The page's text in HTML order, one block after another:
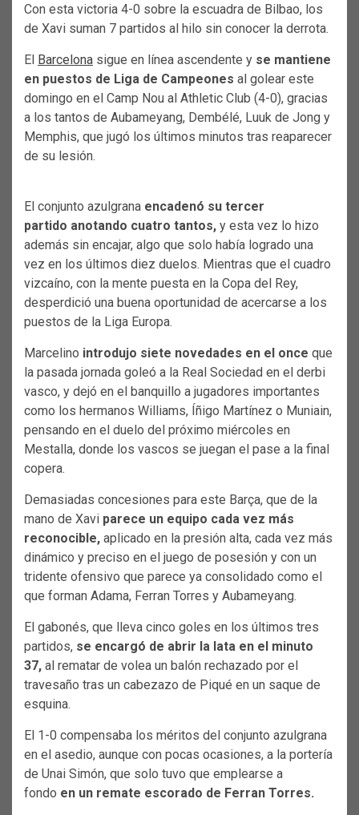
Con esta victoria 4-0 sobre la escuadra de Bilbao, los
de Xavi suman 7 partidos al hilo sin conocer la derrota.
El Barcelona sigue en línea ascendente y se mantiene
en puestos de Liga de Campeones al golear este
domingo en el Camp Nou al Athletic Club (4-0), gracias
a los tantos de Aubameyang, Dembélé, Luuk de Jong y
Memphis, que jugó los últimos minutos tras reaparecer
de su lesión.
El conjunto azulgrana encadenó su tercer
partido anotando cuatro tantos, y esta vez lo hizo
además sin encajar, algo que solo había logrado una
vez en los últimos diez duelos. Mientras que el cuadro
vizcaíno, con la mente puesta en la Copa del Rey,
desperdició una buena oportunidad de acercarse a los
puestos de la Liga Europa.
Marcelino introdujo siete novedades en el once que
la pasada jornada goleó a la Real Sociedad en el derbi
vasco, y dejó en el banquillo a jugadores importantes
como los hermanos Williams, Íñigo Martínez o Muniain,
pensando en el duelo del próximo miércoles en
Mestalla, donde los vascos se juegan el pase a la final
copera.
Demasiadas concesiones para este Barça, que de la
mano de Xavi parece un equipo cada vez más
reconocible, aplicado en la presión alta, cada vez más
dinámico y preciso en el juego de posesión y con un
tridente ofensivo que parece ya consolidado como el
que forman Adama, Ferran Torres y Aubameyang.
El gabonés, que lleva cinco goles en los últimos tres
partidos, se encargó de abrir la lata en el minuto
37, al rematar de volea un balón rechazado por el
travesaño tras un cabezazo de Piqué en un saque de
esquina.
El 1-0 compensaba los méritos del conjunto azulgrana
en el asedio, aunque con pocas ocasiones, a la portería
de Unai Simón, que solo tuvo que emplearse a
fondo en un remate escorado de Ferran Torres.